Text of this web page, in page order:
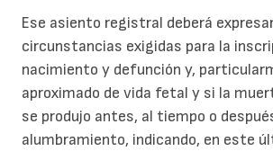
Ese asiento registral deberá
circunstancias exigidas para la
nacimiento y defunción y,
aproximado de vida fetal y si la
se produjo antes, al tiempo o
alumbramiento, indicando, en este